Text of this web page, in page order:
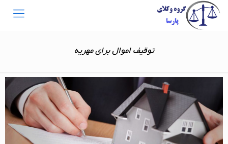
توقیف اموال برای مهریه